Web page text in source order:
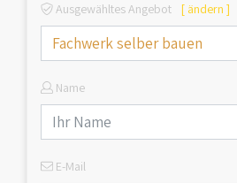
Ausgewähltes Angebot [ ändern ]
Name
E-Mail